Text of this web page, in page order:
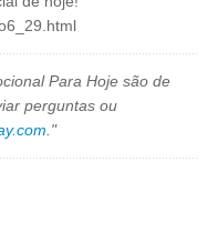
Para Hoje são de
perguntas ou
."